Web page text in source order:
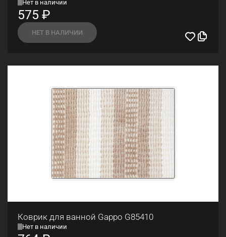
575 ₽
НЕТ В НАЛИЧИИ
Коврик для ванной Gappo G85410
Нет в наличии